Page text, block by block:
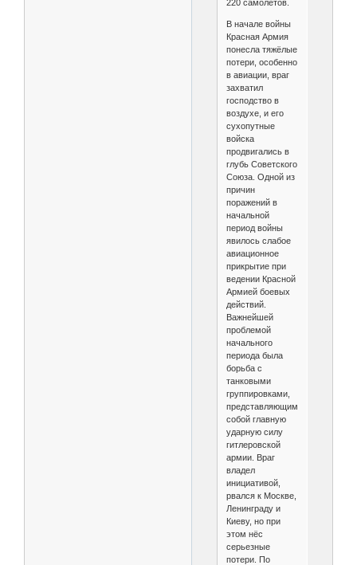
220 самолетов.
В начале войны
Красная Армия
понесла тяжёлые
потери, особенно
в авиации, враг
захватил
господство в
воздухе, и его
сухопутные
войска
продвигались в
глубь Советского
Союза. Одной из
причин
поражений в
начальной
период войны
явилось слабое
авиационное
прикрытие при
ведении Красной
Армией боевых
действий.
Важнейшей
проблемой
начального
периода была
борьба с
танковыми
группировками,
представляющими
собой главную
ударную силу
гитлеровской
армии. Враг
владел
инициативой,
рвался к Москве,
Ленинграду и
Киеву, но при
этом нёс
серьезные
потери. По